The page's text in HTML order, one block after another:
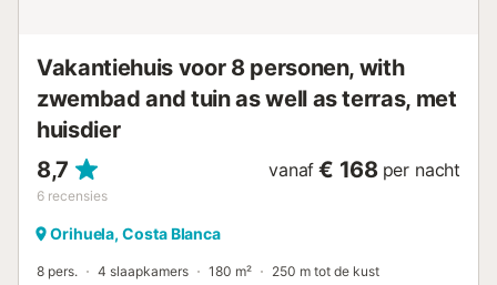
Vakantiehuis voor 8 personen, with
zwembad and tuin as well as terras, met
huisdier
8,7
6 recensies
vanaf € 168 per nacht
Orihuela, Costa Blanca
8 pers. 4 slaapkamers 180 m² 250 m tot de kust